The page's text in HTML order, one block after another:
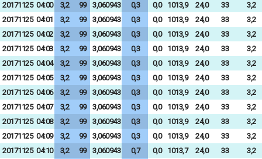
20171125 04:00 3,2 99 3,060943 0,3 0,0 1013,9 24,0 33
3,2
20171125 04:01 3,2 99 3,060943 0,3 0,0 1013,9 24,0 33
3,2
20171125 04:02 3,2 99 3,060943 0,3 0,0 1013,9 24,0 33
3,2
20171125 04:03 3,2 99 3,060943 0,3 0,0 1013,9 24,0 33
3,2
20171125 04:04 3,2 99 3,060943 0,3 0,0 1013,9 24,0 33
3,2
20171125 04:05 3,2 99 3,060943 0,3 0,0 1013,9 24,0 33
3,2
20171125 04:06 3,2 99 3,060943 0,3 0,0 1013,9 24,0 33
3,2
20171125 04:07 3,2 99 3,060943 0,3 0,0 1013,9 24,0 33
3,2
20171125 04:08 3,2 99 3,060943 0,3 0,0 1013,9 24,0 33
3,2
20171125 04:09 3,2 99 3,060943 0,3 0,0 1013,9 24,0 33
3,2
20171125 04:10 3,2 99 3,060943 0,7 0,0 1013,7 24,0 33
3,2